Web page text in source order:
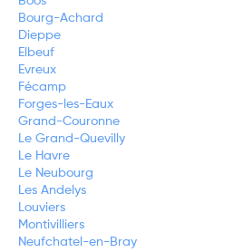
Bourg-Achard
Dieppe
Elbeuf
Evreux
Fécamp
Forges-les-Eaux
Grand-Couronne
Le Grand-Quevilly
Le Havre
Le Neubourg
Les Andelys
Louviers
Montivilliers
Neufchatel-en-Bray